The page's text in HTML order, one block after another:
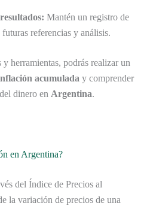
Mantén un registro de
referencias y análisis.
herramientas, podrás realizar un
acumulada y comprender
dinero en Argentina.
en Argentina?
del Índice de Precios al
la variación de precios de una